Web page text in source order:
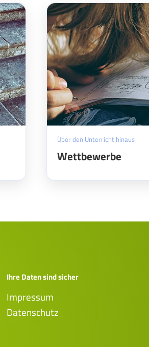
Über den Unterricht hinaus
Wettbewerbe
Ihre Daten sind sicher
Impressum
Datenschutz